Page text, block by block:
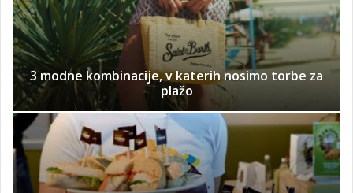
3 modne kombinacije, v katerih nosimo torbe za
plažo